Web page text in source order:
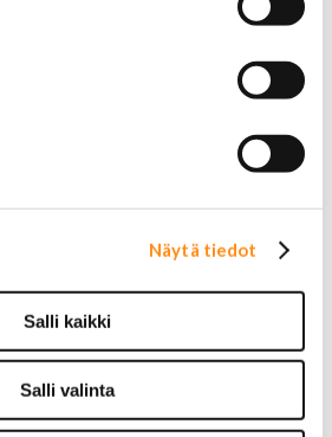
Näytä tiedot
Salli kaikki
Salli valinta
osat
polttimot
Cadillac
Chevorlet P/U